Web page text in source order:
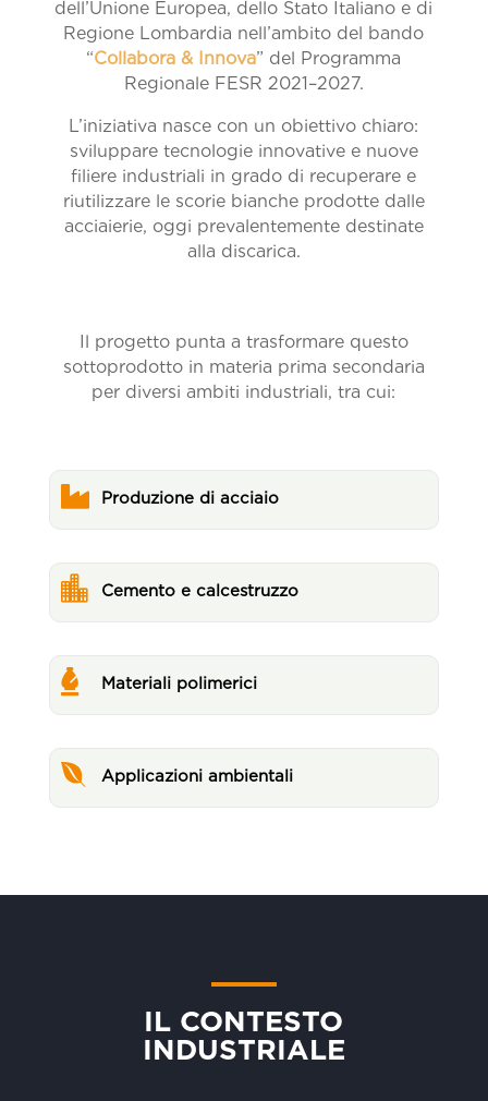
dell’Unione Europea, dello Stato Italiano e di
Regione Lombardia nell’ambito del bando
“Collabora & Innova” del Programma
Regionale FESR 2021–2027.
L’iniziativa nasce con un obiettivo chiaro:
sviluppare tecnologie innovative e nuove
filiere industriali in grado di recuperare e
riutilizzare le scorie bianche prodotte dalle
acciaierie, oggi prevalentemente destinate
alla discarica.
Il progetto punta a trasformare questo
sottoprodotto in materia prima secondaria
per diversi ambiti industriali, tra cui:
 Produzione di acciaio
 Cemento e calcestruzzo
 Materiali polimerici
 Applicazioni ambientali
IL CONTESTO
INDUSTRIALE